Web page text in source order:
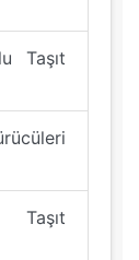
Taşıt
Taşıt